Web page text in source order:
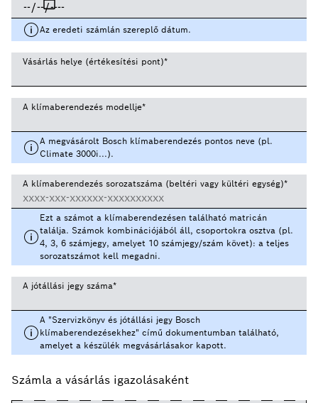
Az eredeti számlán szereplő dátum.
Vásárlás helye (értékesítési pont)*
A klímaberendezés modellje*
A megvásárolt Bosch klímaberendezés pontos neve (pl.
Climate 3000i...).
A klímaberendezés sorozatszáma (beltéri vagy kültéri egység)*
Ezt a számot a klímaberendezésen található matricán
találja. Számok kombinációjából áll, csoportokra osztva (pl.
4, 3, 6 számjegy, amelyet 10 számjegy/szám követ): a teljes
sorozatszámot kell megadni.
A jótállási jegy száma*
A "Szervizkönyv és jótállási jegy Bosch
klímaberendezésekhez" című dokumentumban található,
amelyet a készülék megvásárlásakor kapott.
Számla a vásárlás igazolásaként